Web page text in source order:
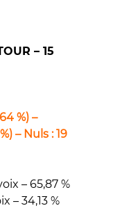
– 15
%) –
– Nuls : 19
– 65,87 %
– 34,13 %